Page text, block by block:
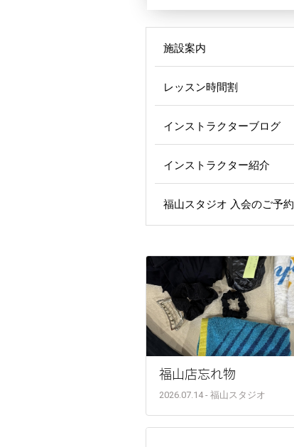
施設案内
レッスン時間割
インストラクターブログ
インストラクター紹介
福山スタジオ 入会のご予約
福山店忘れ物
2026.07.14 - 福山スタジオ